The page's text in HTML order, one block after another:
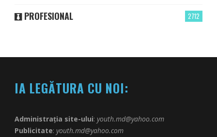
2712
PROFESIONAL
IA LEGĂTURA CU NOI:
Administrația site-ului: youth.md@yahoo.com
Publicitate: youth.md@yahoo.com